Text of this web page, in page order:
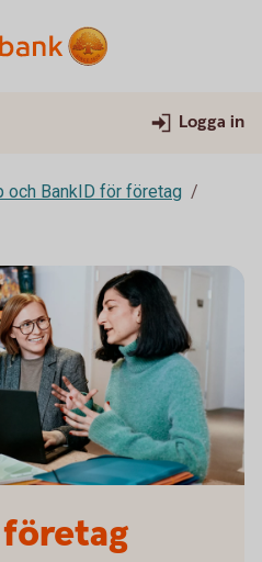
Logga in
och BankID för företag